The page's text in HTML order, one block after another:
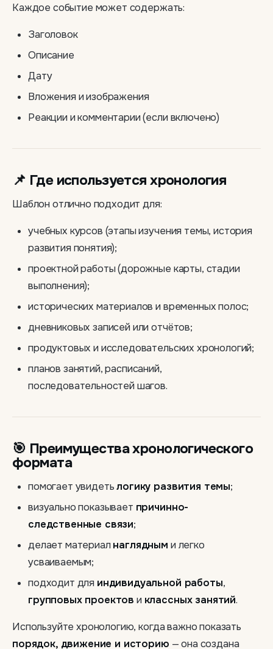
Каждое событие может содержать:
Заголовок
Описание
Дату
Вложения и изображения
Реакции и комментарии (если включено)
📌 Где используется хронология
Шаблон отлично подходит для:
учебных курсов (этапы изучения темы, история
развития понятия);
проектной работы (дорожные карты, стадии
выполнения);
исторических материалов и временных полос;
дневниковых записей или отчётов;
продуктовых и исследовательских хронологий;
планов занятий, расписаний,
последовательностей шагов.
🎯 Преимущества хронологического
формата
помогает увидетьлогику развития темы;
визуально показывает причинно-
следственные связи;
делает материалнаглядным и легко
усваиваемым;
подходит для индивидуальной работы,
групповых проектов и классных занятий.
Используйте хронологию, когда важно показать
порядок, движение и историю — она создана